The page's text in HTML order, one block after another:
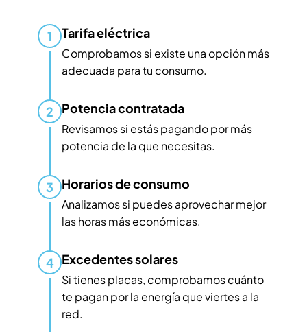
1 Tarifa eléctrica
Comprobamos si existe una opción más
adecuada para tu consumo.
2 Potencia contratada
Revisamos si estás pagando por más
potencia de la que necesitas.
3 Horarios de consumo
Analizamos si puedes aprovechar mejor
las horas más económicas.
4 Excedentes solares
Si tienes placas, comprobamos cuánto
te pagan por la energía que viertes a la
red.